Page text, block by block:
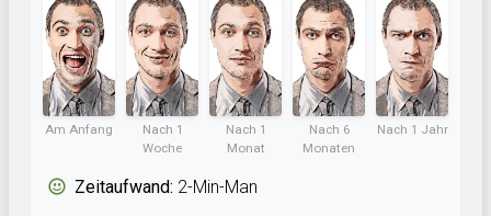
Am Anfang
Nach 1
Woche
Nach 1
Monat
Nach 6
Monaten
Nach 1 Jahr
Zeitaufwand: 2-Min-Man